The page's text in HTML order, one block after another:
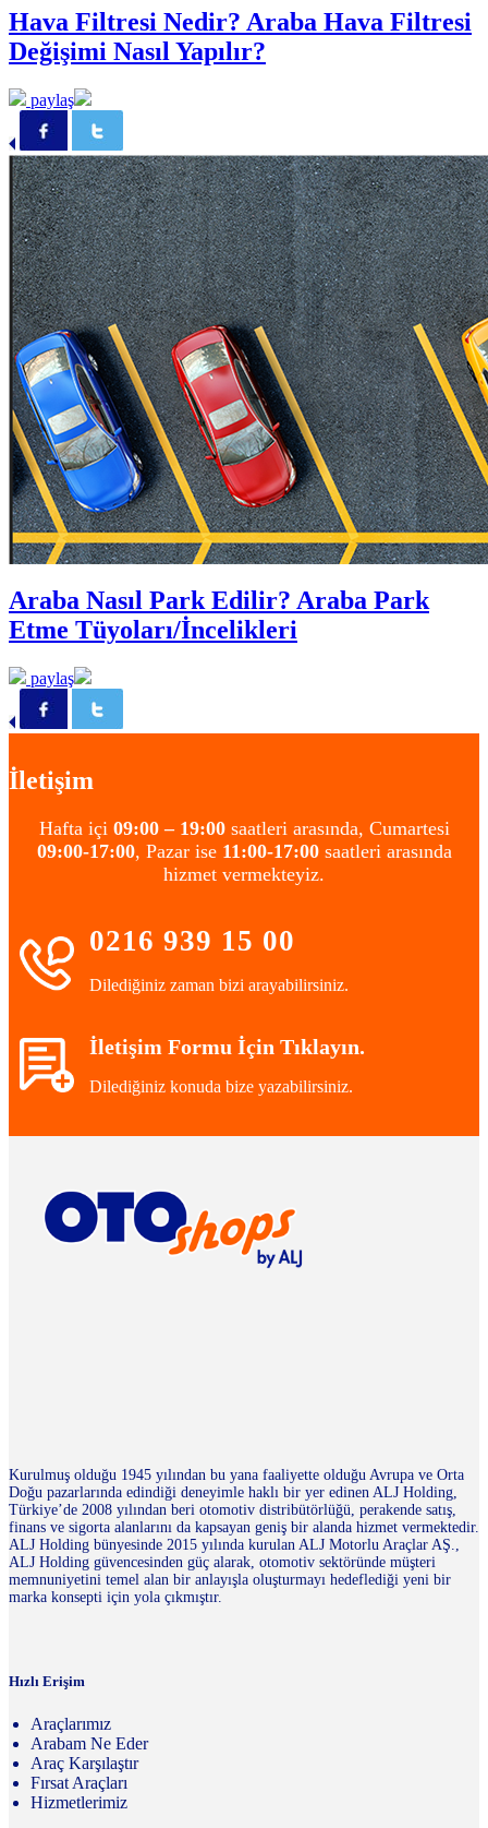
Hava Filtresi Nedir? Araba Hava Filtresi
Değişimi Nasıl Yapılır?
paylaş
Araba Nasıl Park Edilir? Araba Park
Etme Tüyoları/İncelikleri
paylaş
İletişim
Hafta içi 09:00 – 19:00saatleri arasında, Cumartesi
09:00-17:00, Pazar ise 11:00-17:00saatleri arasında
hizmet vermekteyiz.
0216 939 15 00
Dilediğiniz zaman bizi arayabilirsiniz.
İletişim Formu İçin Tıklayın.
Dilediğiniz konuda bize yazabilirsiniz.
Kurulmuş olduğu 1945 yılından bu yana faaliyette olduğu Avrupa ve Orta
Doğu pazarlarında edindiği deneyimle haklı bir yer edinen ALJ Holding,
Türkiye’de 2008 yılından beri otomotiv distribütörlüğü, perakende satış,
finans ve sigorta alanlarını da kapsayan geniş bir alanda hizmet vermektedir.
ALJ Holding bünyesinde 2015 yılında kurulan ALJ Motorlu Araçlar AŞ.,
ALJ Holding güvencesinden güç alarak, otomotiv sektöründe müşteri
memnuniyetini temel alan bir anlayışla oluşturmayı hedeflediği yeni bir
marka konsepti için yola çıkmıştır.
Hızlı Erişim
Araçlarımız
Arabam Ne Eder
Araç Karşılaştır
Fırsat Araçları
Hizmetlerimiz